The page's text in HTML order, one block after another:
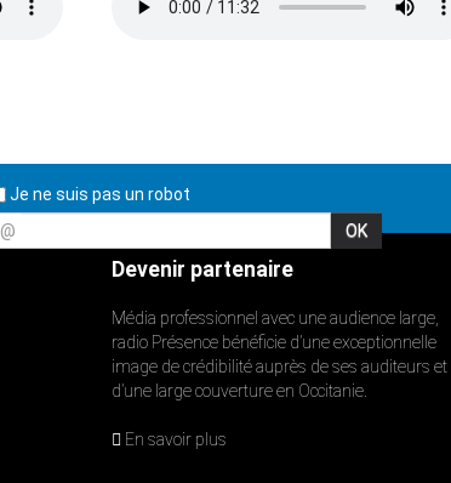
Je ne suis pas un robot
@
Devenir partenaire
Média professionnel avec une audience large,
radio Présence bénéficie d’une exceptionnelle
image de crédibilité auprès de ses auditeurs et
d’une large couverture en Occitanie.
En savoir plus